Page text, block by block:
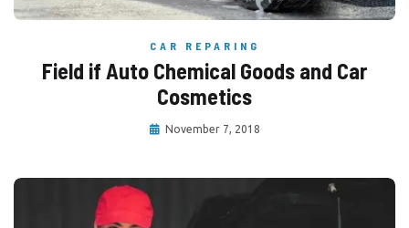
CAR REPARING
Field if Auto Chemical Goods and Car
Cosmetics
November 7, 2018